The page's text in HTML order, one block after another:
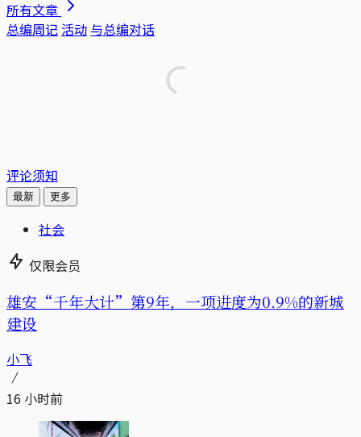
所有文章
总编周记 活动 与总编对话
评论须知
最新 更多
社会
仅限会员
雄安“千年大计”第9年，一项进度为0.9%的新城
建设
小飞
16 小时前